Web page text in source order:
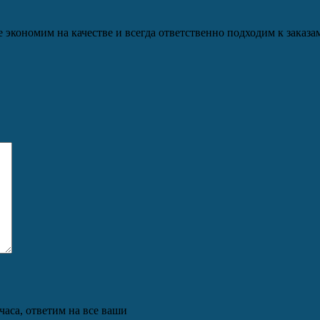
ответим на все ваши
на качестве и всегда ответственно подходим к